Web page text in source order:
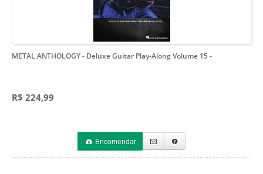
METAL ANTHOLOGY - Deluxe Guitar Play-Along Volume 15-
R$ 224,99
Encomendar